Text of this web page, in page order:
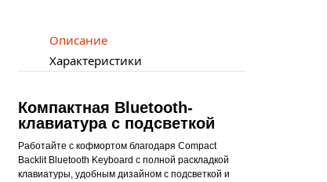
Описание
Характеристики
Компактная Bluetooth-
клавиатура с подсветкой
Работайте с кофмортом благодаря Compact
Backlit Bluetooth Keyboard с полной раскладкой
клавиатуры, удобным дизайном с подсветкой и